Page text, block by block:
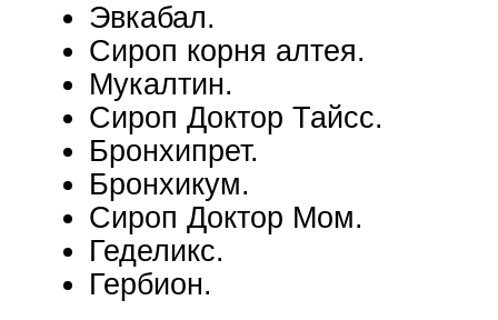
Эвкабал.
Сироп корня алтея.
Мукалтин.
Сироп Доктор Тайсс.
Бронхипрет.
Бронхикум.
Сироп Доктор Мом.
Геделикс.
Гербион.